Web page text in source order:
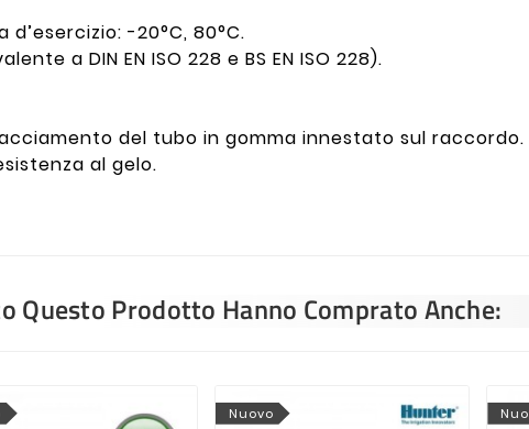
-20°C, 80°C.
a DIN EN ISO 228 e BS EN ISO 228).
del tubo in gomma innestato sul raccordo.
al gelo.
Questo Prodotto Hanno Comprato Anche:
Nuovo